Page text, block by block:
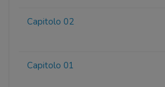
Capitolo 02
Capitolo 01